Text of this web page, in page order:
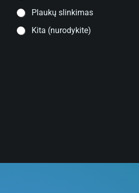
Plaukų slinkimas
Kita (nurodykite)